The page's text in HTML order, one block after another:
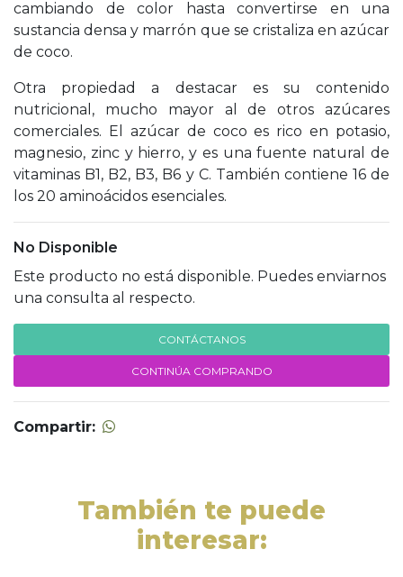
cambiando de color hasta convertirse en una
sustancia densa y marrón que se cristaliza en azúcar
de coco.
Otra propiedad a destacar es su contenido
nutricional, mucho mayor al de otros azúcares
comerciales. El azúcar de coco es rico en potasio,
magnesio, zinc y hierro, y es una fuente natural de
vitaminas B1, B2, B3, B6 y C. También contiene 16 de
los 20 aminoácidos esenciales.
No Disponible
Este producto no está disponible. Puedes enviarnos
una consulta al respecto.
CONTÁCTANOS
CONTINÚA COMPRANDO
Compartir:
También te puede
interesar: